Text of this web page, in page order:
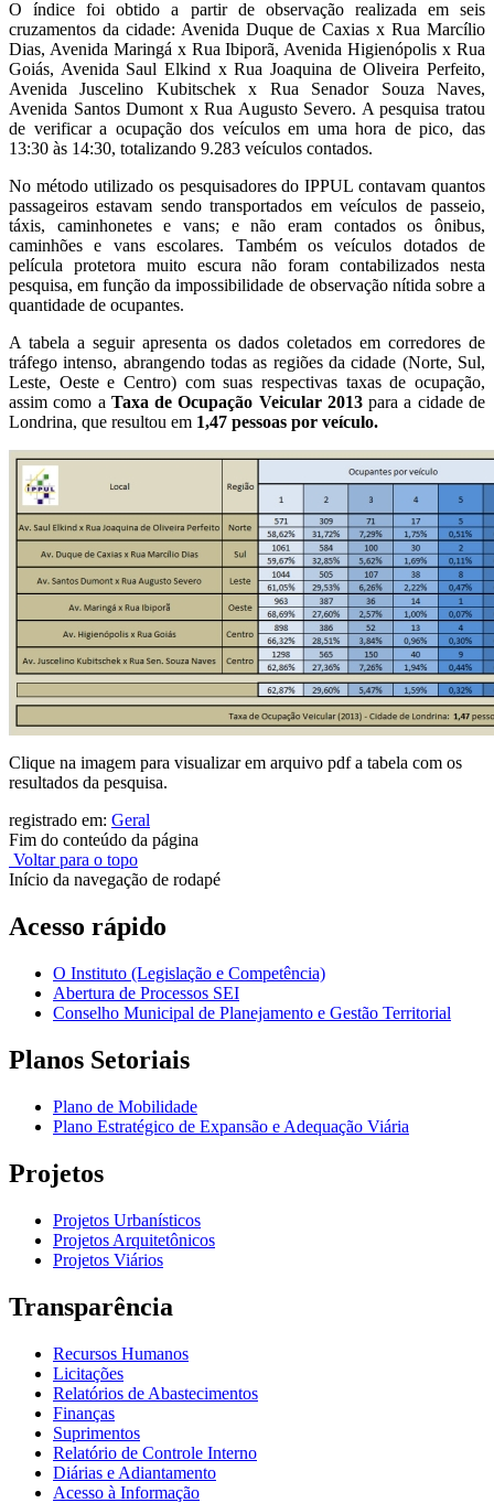
O índice foi obtido a partir de observação realizada em seis
cruzamentos da cidade: Avenida Duque de Caxias x Rua Marcílio
Dias, Avenida Maringá x Rua Ibiporã, Avenida Higienópolis x Rua
Goiás, Avenida Saul Elkind x Rua Joaquina de Oliveira Perfeito,
Avenida Juscelino Kubitschek x Rua Senador Souza Naves,
Avenida Santos Dumont x Rua Augusto Severo. A pesquisa tratou
de verificar a ocupação dos veículos em uma hora de pico, das
13:30 às 14:30, totalizando 9.283 veículos contados.
No método utilizado os pesquisadores do IPPUL contavam quantos
passageiros estavam sendo transportados em veículos de passeio,
táxis, caminhonetes e vans; e não eram contados os ônibus,
caminhões e vans escolares. Também os veículos dotados de
película protetora muito escura não foram contabilizados nesta
pesquisa, em função da impossibilidade de observação nítida sobre a
quantidade de ocupantes.
A tabela a seguir apresenta os dados coletados em corredores de
tráfego intenso, abrangendo todas as regiões da cidade (Norte, Sul,
Leste, Oeste e Centro) com suas respectivas taxas de ocupação,
assim como a Taxa de Ocupação Veicular 2013para a cidade de
Londrina, que resultou em 1,47 pessoas por veículo.
Clique na imagem para visualizar em arquivo pdf a tabela com os
resultados da pesquisa.
registrado em: Geral
Fim do conteúdo da página
Voltar para o topo
Início da navegação de rodapé
Acesso rápido
O Instituto (Legislação e Competência)
Abertura de Processos SEI
Conselho Municipal de Planejamento e Gestão Territorial
Planos Setoriais
Plano de Mobilidade
Plano Estratégico de Expansão e Adequação Viária
Projetos
Projetos Urbanísticos
Projetos Arquitetônicos
Projetos Viários
Transparência
Recursos Humanos
Licitações
Relatórios de Abastecimentos
Finanças
Suprimentos
Relatório de Controle Interno
Diárias e Adiantamento
Acesso à Informação